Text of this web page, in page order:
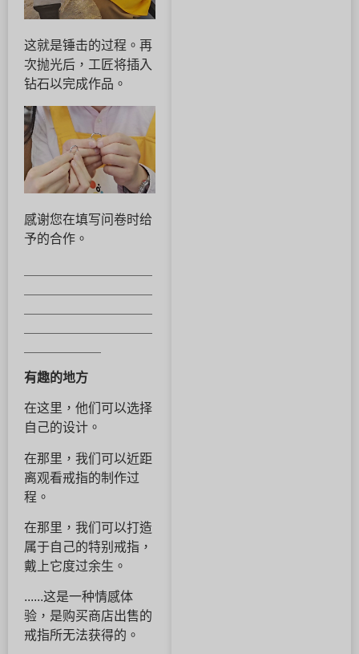
这就是锤击的过程。再
次抛光后，工匠将插入
钻石以完成作品。
感谢您在填写问卷时给
予的合作。
有趣的地方
在这里，他们可以选择
自己的设计。
在那里，我们可以近距
离观看戒指的制作过
程。
在那里，我们可以打造
属于自己的特别戒指，
戴上它度过余生。
......这是一种情感体
验，是购买商店出售的
戒指所无法获得的。